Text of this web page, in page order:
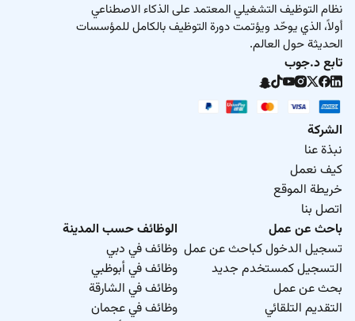
نظام التوظيف التشغيلي المعتمد على الذكاء الاصطناعي
أولاً، الذي يوحّد ويؤتمت دورة التوظيف بالكامل للمؤسسات
الحديثة حول العالم.
تابع د.جوب
الشركة
نبذة عنا
كيف نعمل
خريطة الموقع
اتصل بنا
باحث عن عمل
تسجيل الدخول كباحث عن عمل
التسجيل كمستخدم جديد
بحث عن عمل
التقديم التلقائي
الوظائف حسب المدينة
وظائف في دبي
وظائف في أبوظبي
وظائف في الشارقة
وظائف في عجمان